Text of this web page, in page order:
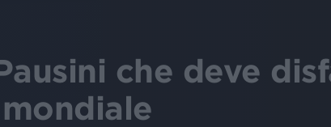
che deve